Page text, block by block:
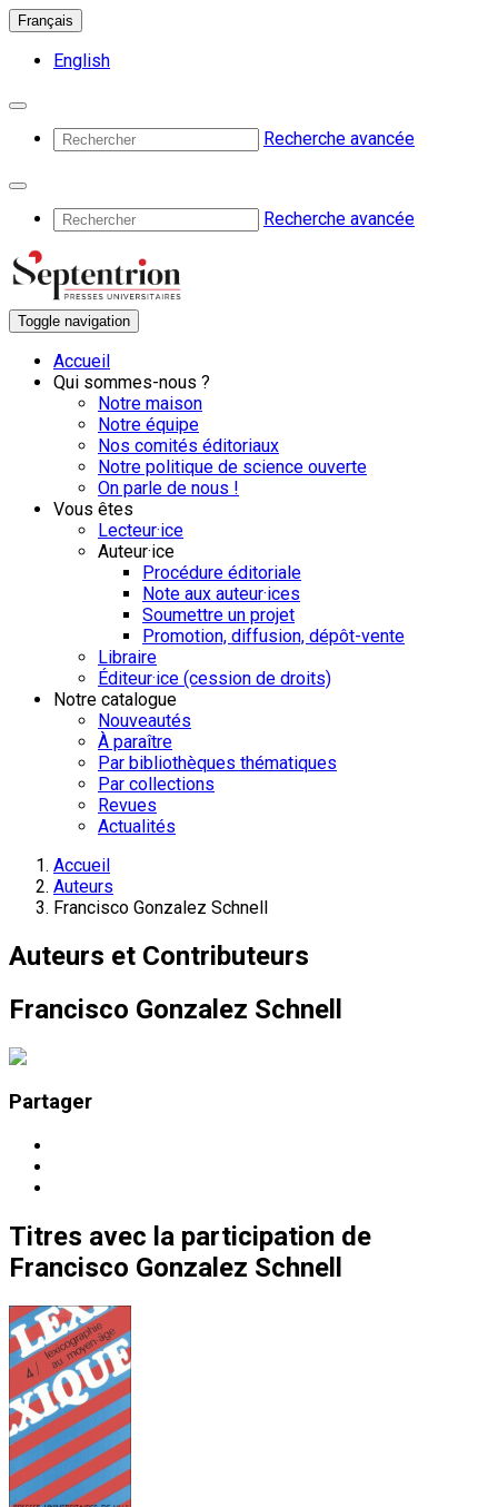
Français
English
Recherche avancée
Recherche avancée
Toggle navigation
Accueil
Qui sommes-nous ?
Notre maison
Notre équipe
Nos comités éditoriaux
Notre politique de science ouverte
On parle de nous !
Vous êtes
Lecteur·ice
Auteur·ice
Procédure éditoriale
Note aux auteur·ices
Soumettre un projet
Promotion, diffusion, dépôt-vente
Libraire
Éditeur·ice (cession de droits)
Notre catalogue
Nouveautés
À paraître
Par bibliothèques thématiques
Par collections
Revues
Actualités
Accueil
Auteurs
Francisco Gonzalez Schnell
Auteurs et Contributeurs
Francisco Gonzalez Schnell
Partager
Titres avec la participation de
Francisco Gonzalez Schnell